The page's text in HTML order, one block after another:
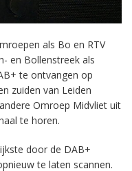
als Bo en RTV
en Bollenstreek als
te ontvangen op
zuiden van Leiden
Omroep Midvliet uit
te horen.
door de DAB+
te laten scannen.